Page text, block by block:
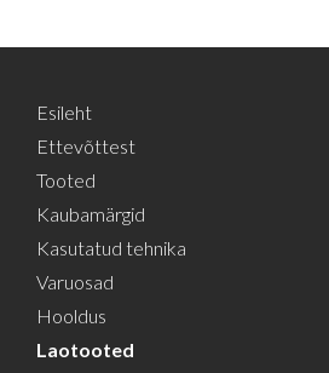
Esileht
Ettevõttest
Tooted
Kaubamärgid
Kasutatud tehnika
Varuosad
Hooldus
Laotooted